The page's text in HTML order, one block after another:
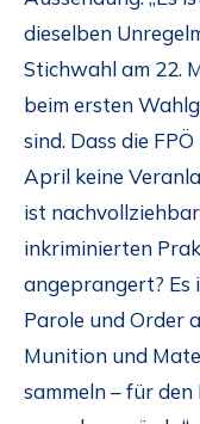
dieselben
Stichwahl am 22.
beim ersten
sind. Dass die
April keine
ist
inkriminierten
angeprangert? Es
Parole und Order
Munition und
sammeln – für